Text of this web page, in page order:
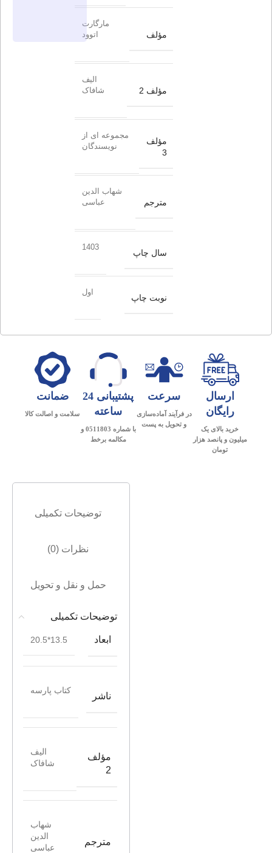
مؤلف
مارگارت
اتوود
مؤلف 2
الیف
شافاک
مؤلف
3
مجموعه ای از
نویسندگان
مترجم
شهاب الدین
عباسی
سال چاپ
1403
نوبت چاپ
اول
ارسال
رایگان
خرید بالای یک
میلیون و پانصد هزار
تومان
سرعت
در فرآیند آماده‌سازی
و تحویل به پست
پشتیبانی 24
ساعته
با شماره 0511803 و
مکالمه برخط
ضمانت
سلامت و اصالت کالا
توضیحات تکمیلی
نظرات (0)
حمل و نقل و تحویل
توضیحات تکمیلی
ابعاد 13.5*20.5
ناشر
کتاب پارسه
مؤلف
2
الیف
شافاک
مترجم
شهاب
الدین
عباسی